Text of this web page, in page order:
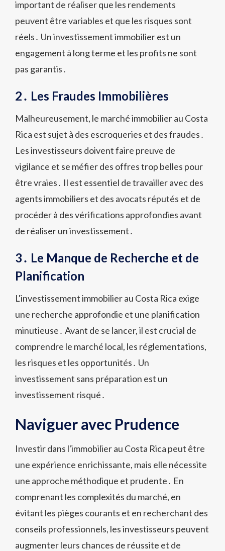
important de réaliser que les rendements
peuvent être variables et que les risques sont
réels․ Un investissement immobilier est un
engagement à long terme et les profits ne sont
pas garantis․
2․ Les Fraudes Immobilières
Malheureusement, le marché immobilier au Costa
Rica est sujet à des escroqueries et des fraudes․
Les investisseurs doivent faire preuve de
vigilance et se méfier des offres trop belles pour
être vraies․ Il est essentiel de travailler avec des
agents immobiliers et des avocats réputés et de
procéder à des vérifications approfondies avant
de réaliser un investissement․
3․ Le Manque de Recherche et de
Planification
L'investissement immobilier au Costa Rica exige
une recherche approfondie et une planification
minutieuse․ Avant de se lancer, il est crucial de
comprendre le marché local, les réglementations,
les risques et les opportunités․ Un
investissement sans préparation est un
investissement risqué․
Naviguer avec Prudence
Investir dans l'immobilier au Costa Rica peut être
une expérience enrichissante, mais elle nécessite
une approche méthodique et prudente․ En
comprenant les complexités du marché, en
évitant les pièges courants et en recherchant des
conseils professionnels, les investisseurs peuvent
augmenter leurs chances de réussite et de